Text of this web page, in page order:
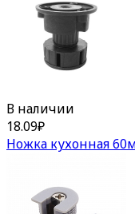
В наличии
18.09₽
Ножка кухонная